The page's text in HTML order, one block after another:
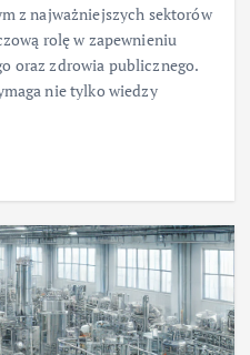
z najważniejszych sektorów
rolę w zapewnieniu
oraz zdrowia publicznego.
nie tylko wiedzy